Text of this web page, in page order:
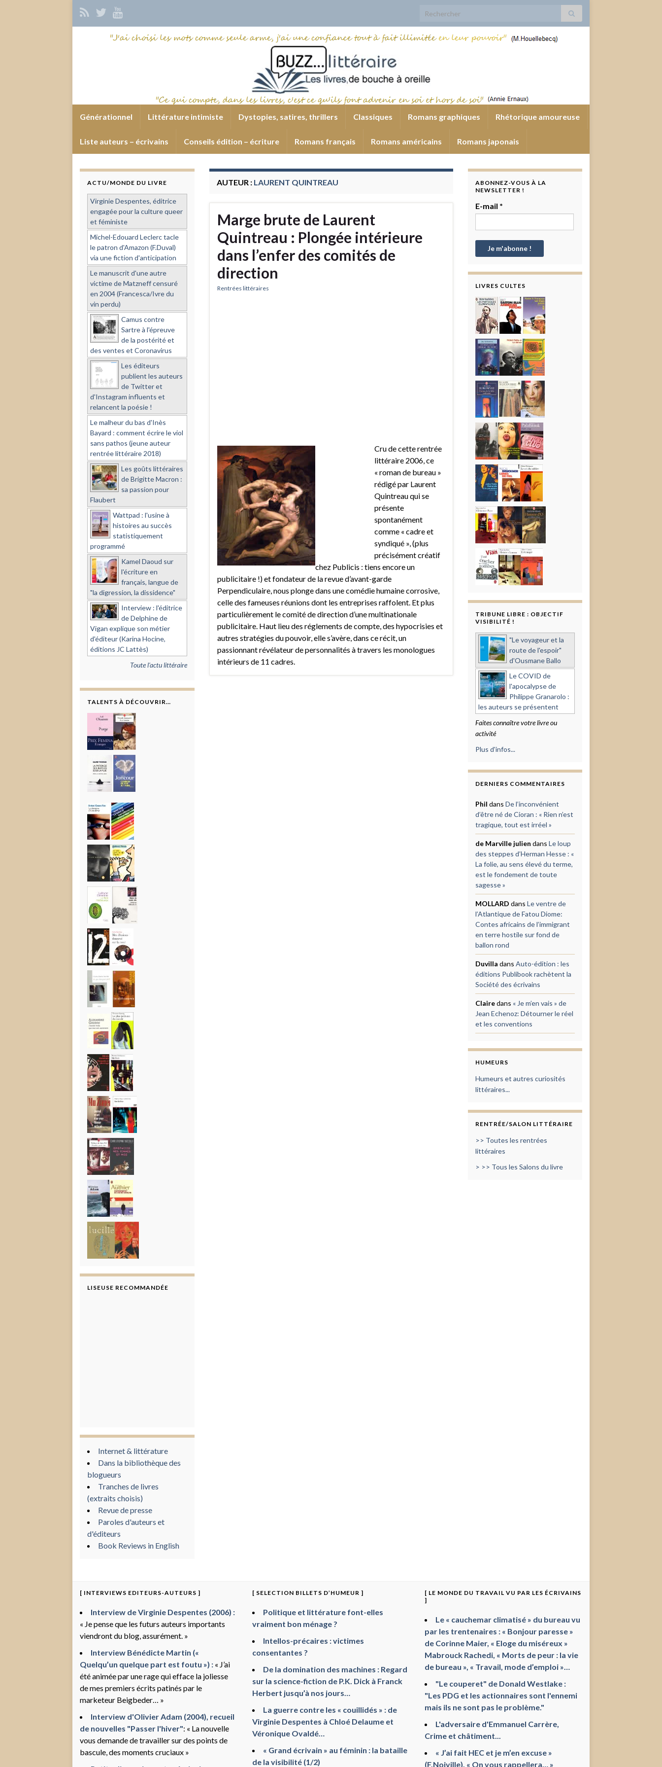
Search for:
Générationnel Littérature intimiste Dystopies, satires, thrillers Classiques Romans graphiques Rhétorique amoureuse
Liste auteurs – écrivains Conseils édition – écriture Romans français Romans américains Romans japonais
AUTEUR : LAURENT QUINTREAU
Marge brute de Laurent
Quintreau : Plongée intérieure
dans l’enfer des comités de
direction
Rentrées littéraires
Cru de cette rentrée
littéraire 2006, ce
« roman de bureau »
rédigé par Laurent
Quintreau qui se
présente
spontanément
comme « cadre et
syndiqué », (plus
précisément créatif
chez Publicis : tiens encore un
publicitaire !) et fondateur de la revue d’avant-garde
Perpendiculaire, nous plonge dans une comédie humaine corrosive,
celle des fameuses réunions dont les entreprises raffolent. Et plus
particulièrement le comité de direction d’une multinationale
publicitaire. Haut lieu des réglements de compte, des hypocrisies et
autres stratégies du pouvoir, elle s’avère, dans ce récit, un
passionnant révélateur de personnalités à travers les monologues
intérieurs de 11 cadres.
ACTU/MONDE DU LIVRE
Virginie Despentes, éditrice
engagée pour la culture queer
et féministe
Michel-Edouard Leclerc tacle
le patron d'Amazon (F.Duval)
via une fiction d'anticipation
Le manuscrit d'une autre
victime de Matzneff censuré
en 2004 (Francesca/Ivre du
vin perdu)
Camus contre
Sartre à l'épreuve
de la postérité et
des ventes et Coronavirus
Les éditeurs
publient les auteurs
de Twitter et
d'Instagram influents et
relancent la poésie !
Le malheur du bas d'Inès
Bayard : comment écrire le viol
sans pathos (jeune auteur
rentrée littéraire 2018)
Les goûts littéraires
de Brigitte Macron :
sa passion pour
Flaubert
Wattpad : l'usine à
histoires au succès
statistiquement
programmé
Kamel Daoud sur
l'écriture en
français, langue de
"la digression, la dissidence"
Interview : l'éditrice
de Delphine de
Vigan explique son métier
d'éditeur (Karina Hocine,
éditions JC Lattès)
Toute l'actu littéraire
TALENTS À DÉCOUVRIR…
LISEUSE RECOMMANDÉE
Internet & littérature
Dans la bibliothèque des
blogueurs
Tranches de livres
(extraits choisis)
Revue de presse
Paroles d'auteurs et
d'éditeurs
Book Reviews in English
ABONNEZ-VOUS À LA
NEWSLETTER !
E-mail *
LIVRES CULTES
TRIBUNE LIBRE : OBJECTIF
VISIBILITÉ !
"Le voyageur et la
route de l'espoir"
d'Ousmane Ballo
Le COVID de
l'apocalypse de
Philippe Granarolo :
les auteurs se présentent
Faites connaître votre livre ou
activité
Plus d'infos...
DERNIERS COMMENTAIRES
Phil dans De l’inconvénient
d’être né de Cioran : « Rien n’est
tragique, tout est irréel »
de Marville julien dans Le loup
des steppes d’Herman Hesse : «
La folie, au sens élevé du terme,
est le fondement de toute
sagesse »
MOLLARD dans Le ventre de
l’Atlantique de Fatou Diome:
Contes africains de l’immigrant
en terre hostile sur fond de
ballon rond
Duvilla dans Auto-édition : les
éditions Publibook rachètent la
Société des écrivains
Clairedans « Je m’en vais » de
Jean Echenoz: Détourner le réel
et les conventions
HUMEURS
Humeurs et autres curiosités
littéraires...
RENTRÉE/SALON LITTÉRAIRE
>> Toutes les rentrées
littéraires
> >> Tous les Salons du livre
[ INTERVIEWS EDITEURS-AUTEURS ]
Interview de Virginie Despentes (2006) :
« Je pense que les futurs auteurs importants
viendront du blog, assurément. »
Interview Bénédicte Martin («
Quelqu’un quelque part est foutu ») : « J’ai
été animée par une rage qui efface la joliesse
de mes premiers écrits patinés par le
marketeur Beigbeder… »
Interview d'Olivier Adam (2004), recueil
de nouvelles "Passer l'hiver": « La nouvelle
vous demande de travailler sur des points de
bascule, des moments cruciaux »
[ SELECTION BILLETS D’HUMEUR ]
Politique et littérature font-elles
vraiment bon ménage ?
Intellos-précaires : victimes
consentantes ?
De la domination des machines : Regard
sur la science-fiction de P.K. Dick à Franck
Herbert jusqu’à nos jours…
La guerre contre les « couillidés » : de
Virginie Despentes à Chloé Delaume et
Véronique Ovaldé…
« Grand écrivain » au féminin : la bataille
de la visibilité (1/2)
[ LE MONDE DU TRAVAIL VU PAR LES ÉCRIVAINS
]
Le « cauchemar climatisé » du bureau vu
par les trentenaires : « Bonjour paresse »
de Corinne Maier, « Eloge du miséreux »
Mabrouck Rachedi, « Morts de peur : la vie
de bureau », « Travail, mode d’emploi »…
"Le couperet" de Donald Westlake :
"Les PDG et les actionnaires sont l'ennemi
mais ils ne sont pas le problème."
L'adversaire d'Emmanuel Carrère,
Crime et châtiment...
« J’ai fait HEC et je m’en excuse »
(F.Noiville), « On vous rappellera… »